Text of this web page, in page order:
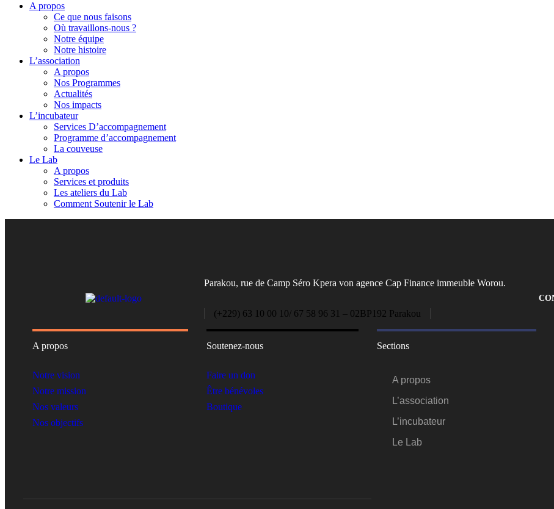
A propos
Ce que nous faisons
Où travaillons-nous ?
Notre équipe
Notre histoire
L’association
A propos
Nos Programmes
Actualités
Nos impacts
L’incubateur
Services D’accompagnement
Programme d’accompagnement
La couveuse
Le Lab
A propos
Services et produits
Les ateliers du Lab
Comment Soutenir le Lab
Parakou, rue de Camp Séro Kpera von agence Cap Finance immeuble Worou.
(+229) 63 10 00 10/ 67 58 96 31 – 02BP192 Parakou
A propos
Notre vision
Notre mission
Nos valeurs
Nos objectifs
Soutenez-nous
Faire un don
Être bénévoles
Boutique
Sections
A propos
L’association
L’incubateur
Le Lab